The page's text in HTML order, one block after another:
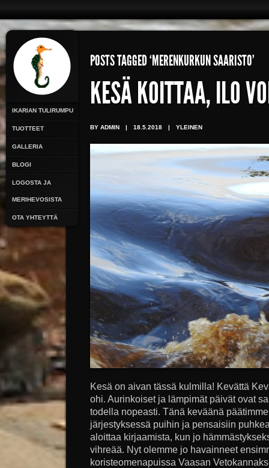
IKARIAN TULIRUMPU
TUOTTEET
GALLERIA
BLOGI
LOGOSTA JA
MERIHEVOSISTA
OTA YHTEYTTÄ
POSTS TAGGED ‘MERENKURKUN SAARISTO’
KESÄ KOITTAA, ILO
BY ADMIN | 18.5.2018 | YLEINEN
Kesä on aivan tässä kulmilla! Kevättä
ohi. Aurinkoiset ja lämpimät päivät ovat
todella nopeasti. Tänä keväänä
järjestyksessä puihin ja pensaisiin
aloittaa kirjaamista, kun jo
vihreää. Nyt olemme jo havainneet
koristeomenapuissa Vaasan